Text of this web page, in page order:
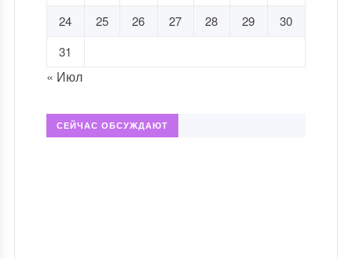
24
25 26 27 28 29
30
31
« Июл
СЕЙЧАС ОБСУЖДАЮТ